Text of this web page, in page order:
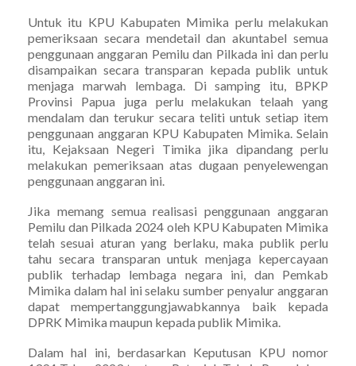
Untuk itu KPU Kabupaten Mimika perlu melakukan
pemeriksaan secara mendetail dan akuntabel semua
penggunaan anggaran Pemilu dan Pilkada ini dan perlu
disampaikan secara transparan kepada publik untuk
menjaga marwah lembaga. Di samping itu, BPKP
Provinsi Papua juga perlu melakukan telaah yang
mendalam dan terukur secara teliti untuk setiap item
penggunaan anggaran KPU Kabupaten Mimika. Selain
itu, Kejaksaan Negeri Timika jika dipandang perlu
melakukan pemeriksaan atas dugaan penyelewengan
penggunaan anggaran ini.
Jika memang semua realisasi penggunaan anggaran
Pemilu dan Pilkada 2024 oleh KPU Kabupaten Mimika
telah sesuai aturan yang berlaku, maka publik perlu
tahu secara transparan untuk menjaga kepercayaan
publik terhadap lembaga negara ini, dan Pemkab
Mimika dalam hal ini selaku sumber penyalur anggaran
dapat mempertanggungjawabkannya baik kepada
DPRK Mimika maupun kepada publik Mimika.
Dalam hal ini, berdasarkan Keputusan KPU nomor